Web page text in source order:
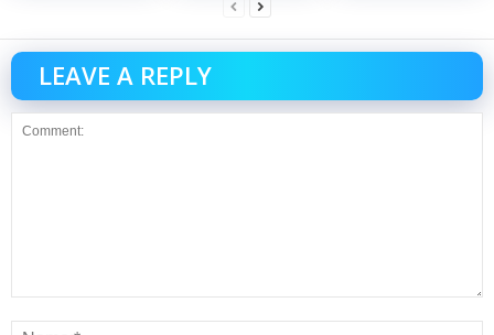
LEAVE A REPLY